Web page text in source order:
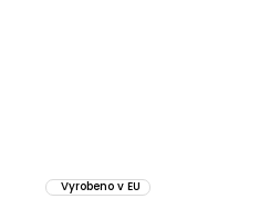
Vyrobeno v EU